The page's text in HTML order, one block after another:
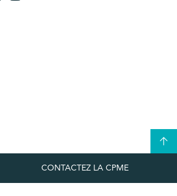
CONTACTEZ LA CPME